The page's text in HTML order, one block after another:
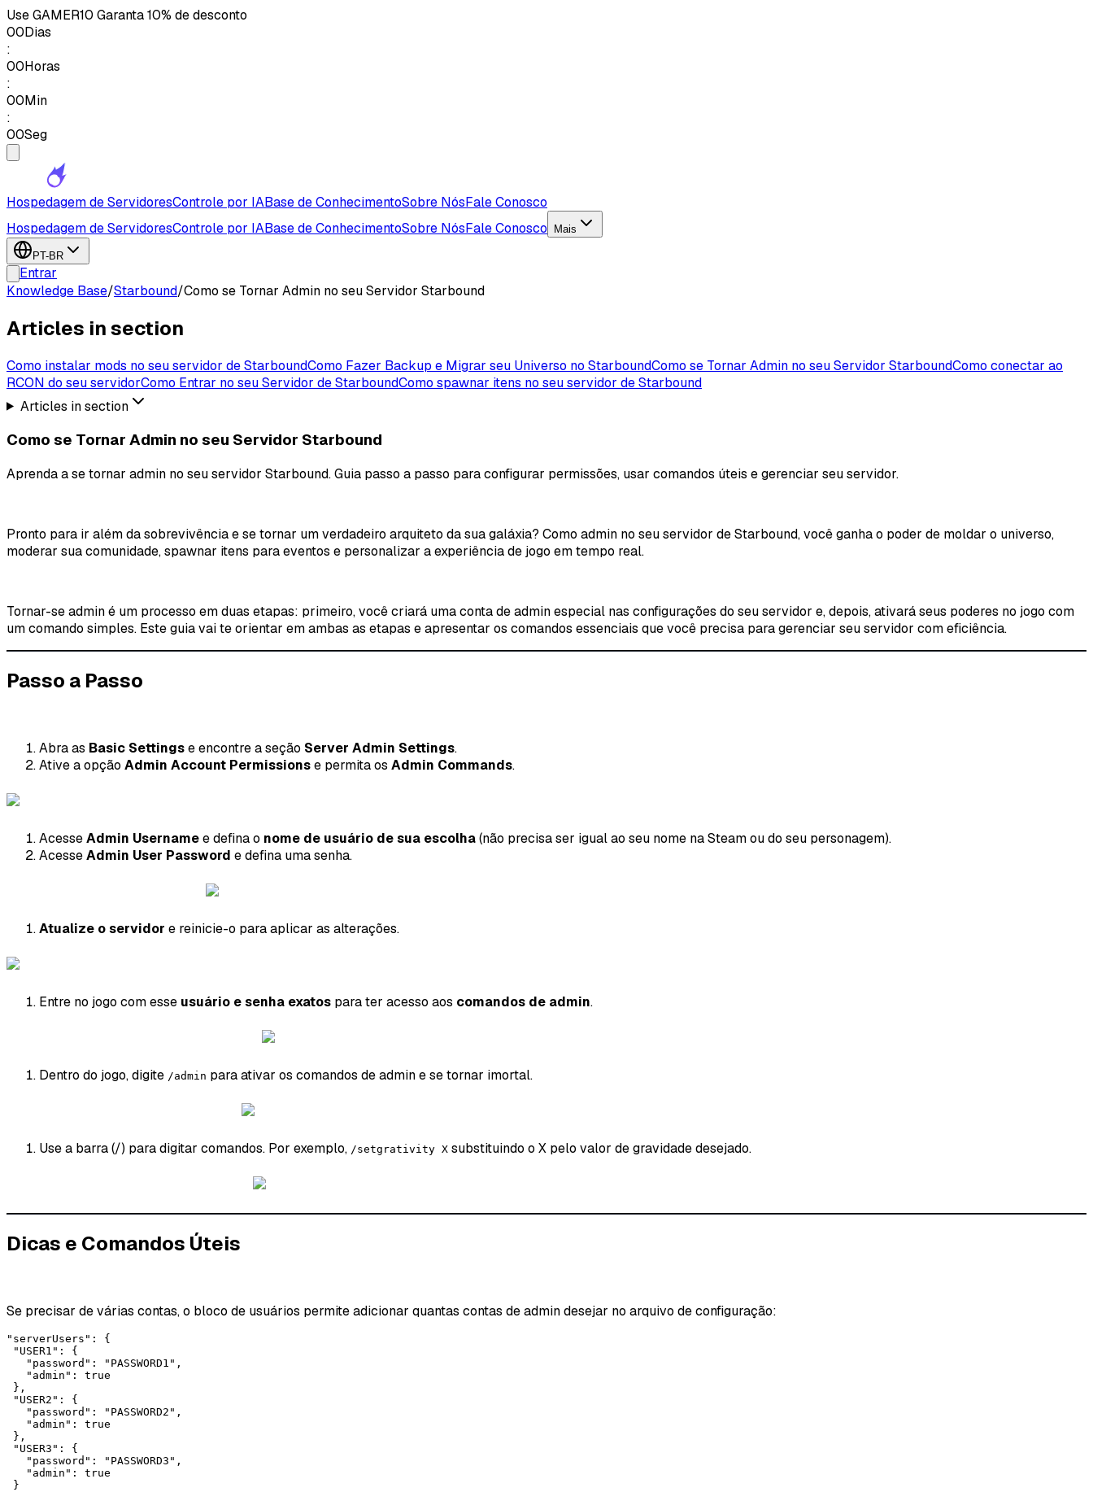
UseGAMER10 Garanta 10% de desconto
00Dias
:
00Horas
:
00Min
:
00Seg
Hospedagem de ServidoresControle por IABase de ConhecimentoSobre NósFale Conosco
Hospedagem de ServidoresControle por IABase de ConhecimentoSobre NósFale Conosco Mais
PT-BR
Entrar
Knowledge Base/Starbound/Como se Tornar Admin no seu Servidor Starbound
Articles in section
Como instalar mods no seu servidor de StarboundComo Fazer Backup e Migrar seu Universo no StarboundComo se Tornar Admin no seu Servidor StarboundComo conectar ao
RCON do seu servidorComo Entrar no seu Servidor de StarboundComo spawnar itens no seu servidor de Starbound
Articles in section
Como se Tornar Admin no seu Servidor Starbound
Aprenda a se tornar admin no seu servidor Starbound. Guia passo a passo para configurar permissões, usar comandos úteis e gerenciar seu servidor.
Pronto para ir além da sobrevivência e se tornar um verdadeiro arquiteto da sua galáxia? Como admin no seu servidor de Starbound, você ganha o poder de moldar o universo,
moderar sua comunidade, spawnar itens para eventos e personalizar a experiência de jogo em tempo real.
Tornar-se admin é um processo em duas etapas: primeiro, você criará uma conta de admin especial nas configurações do seu servidor e, depois, ativará seus poderes no jogo com
um comando simples. Este guia vai te orientar em ambas as etapas e apresentar os comandos essenciais que você precisa para gerenciar seu servidor com eficiência.
Passo a Passo
Abra as Basic Settingse encontre a seção Server Admin Settings.
Ative a opção Admin Account Permissionse permita os Admin Commands.
AcesseAdmin Usernamee defina o nome de usuário de sua escolha(não precisa ser igual ao seu nome na Steam ou do seu personagem).
AcesseAdmin User Password e defina uma senha.
Atualize o servidor e reinicie-o para aplicar as alterações.
Entre no jogo com esse usuário e senha exatos para ter acesso aos comandos de admin.
Dentro do jogo, digite /admin para ativar os comandos de admin e se tornar imortal.
Use a barra (/) para digitar comandos. Por exemplo, /setgrativity X substituindo o X pelo valor de gravidade desejado.
Dicas e Comandos Úteis
Se precisar de várias contas, o bloco de usuários permite adicionar quantas contas de admin desejar no arquivo de configuração:
"serverUsers": {
"USER1": {
   "password": "PASSWORD1",
   "admin": true
},
"USER2": {
   "password": "PASSWORD2",
   "admin": true
},
"USER3": {
   "password": "PASSWORD3",
   "admin": true
}